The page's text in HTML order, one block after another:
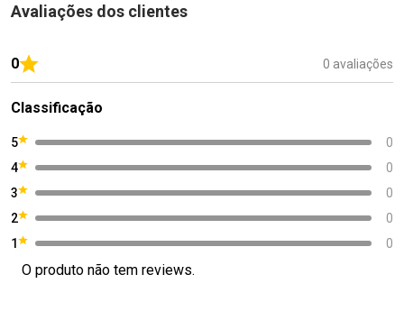
Avaliações dos clientes
0 0 avaliações
Classificação
5
0
4
0
3
0
2
0
1
0
O produto não tem reviews.